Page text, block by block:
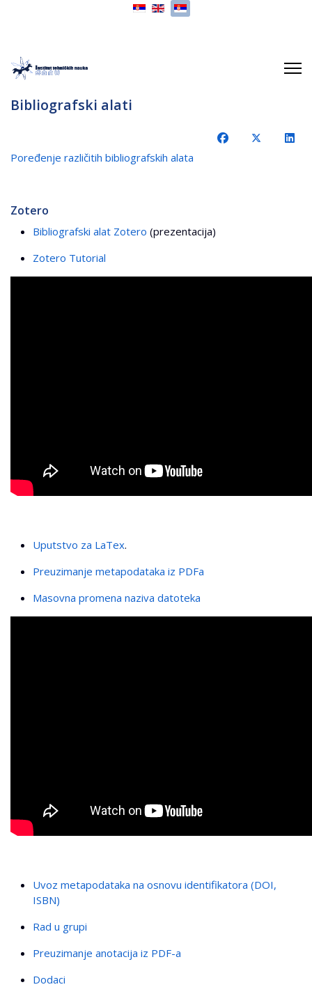
Izaberite vaš jezik
Bibliografski alati
Poređenje različitih bibliografskih alata
Zotero
Bibliografski alat Zotero (prezentacija)
Zotero Tutorial
Uputstvo za LaTex.
Preuzimanje metapodataka iz PDFa
Masovna promena naziva datoteka
Uvoz metapodataka na osnovu identifikatora (DOI,
ISBN)
Rad u grupi
Preuzimanje anotacija iz PDF-a
Dodaci